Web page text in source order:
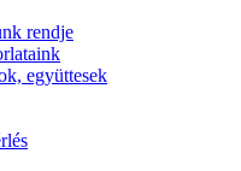
rendje
együttesek